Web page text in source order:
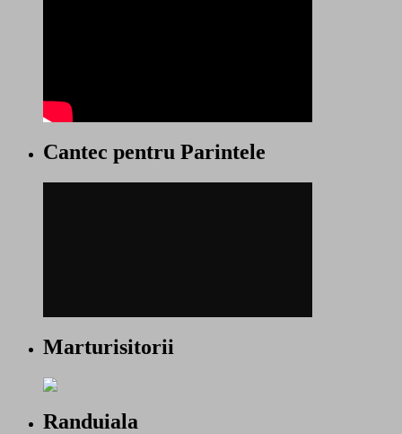
Cantec pentru Parintele
Marturisitorii
Randuiala